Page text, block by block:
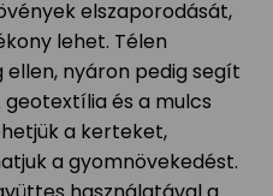
elszaporodását,
lehet. Télen
nyáron pedig segít
geotextília és a mulcs
a kerteket,
a gyomnövekedést.